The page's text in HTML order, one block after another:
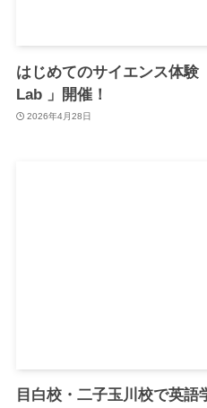
はじめてのサイエンス体
Lab 」開催！
2026年4月28日
目白校・二子玉川校で英語